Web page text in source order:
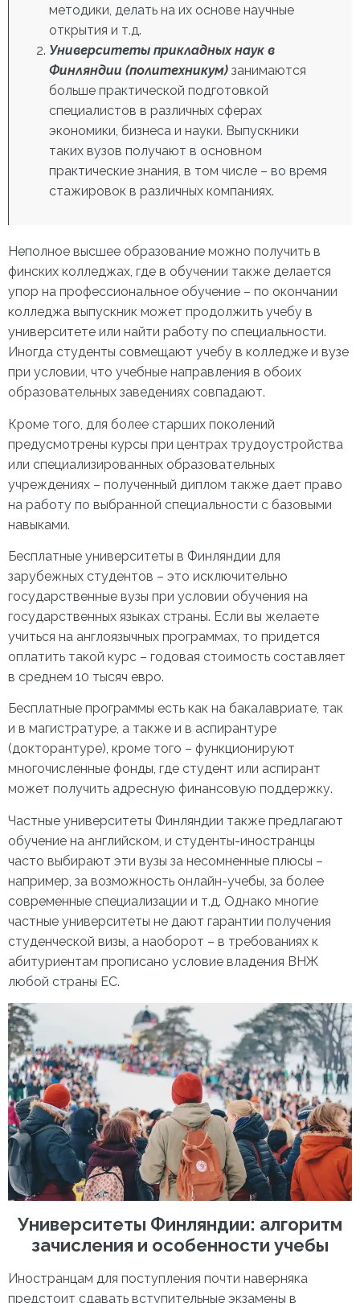
методики, делать на их основе научные
открытия и т.д.
Университеты прикладных наук в
Финляндии (политехникум) занимаются
больше практической подготовкой
специалистов в различных сферах
экономики, бизнеса и науки. Выпускники
таких вузов получают в основном
практические знания, в том числе – во время
стажировок в различных компаниях.
Неполное высшее образование можно получить в
финских колледжах, где в обучении также делается
упор на профессиональное обучение – по окончании
колледжа выпускник может продолжить учебу в
университете или найти работу по специальности.
Иногда студенты совмещают учебу в колледже и вузе
при условии, что учебные направления в обоих
образовательных заведениях совпадают.
Кроме того, для более старших поколений
предусмотрены курсы при центрах трудоустройства
или специализированных образовательных
учреждениях – полученный диплом также дает право
на работу по выбранной специальности с базовыми
навыками.
Бесплатные университеты в Финляндии для
зарубежных студентов – это исключительно
государственные вузы при условии обучения на
государственных языках страны. Если вы желаете
учиться на англоязычных программах, то придется
оплатить такой курс – годовая стоимость составляет
в среднем 10 тысяч евро.
Бесплатные программы есть как на бакалавриате, так
и в магистратуре, а также и в аспирантуре
(докторантуре), кроме того – функционируют
многочисленные фонды, где студент или аспирант
может получить адресную финансовую поддержку.
Частные университеты Финляндии также предлагают
обучение на английском, и студенты-иностранцы
часто выбирают эти вузы за несомненные плюсы –
например, за возможность онлайн-учебы, за более
современные специализации и т.д. Однако многие
частные университеты не дают гарантии получения
студенческой визы, а наоборот – в требованиях к
абитуриентам прописано условие владения ВНЖ
любой страны ЕС.
Университеты Финляндии: алгоритм
зачисления и особенности учебы
Иностранцам для поступления почти наверняка
предстоит сдавать вступительные экзамены в